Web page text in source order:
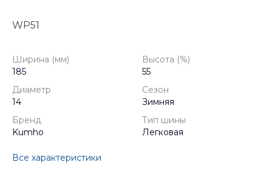
WP51
Ширина (мм)
185
Высота (%)
55
Диаметр
14
Сезон
Зимняя
Бренд
Kumho
Тип шины
Легковая
Все характеристики